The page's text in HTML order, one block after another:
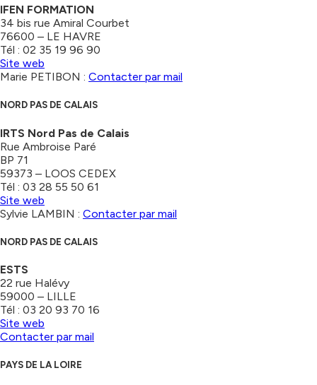
IFEN FORMATION
34 bis rue Amiral Courbet
76600 – LE HAVRE
Tél : 02 35 19 96 90
Site web
Marie PETIBON : Contacter par mail
NORD PAS DE CALAIS
IRTS Nord Pas de Calais
Rue Ambroise Paré
BP 71
59373 – LOOS CEDEX
Tél : 03 28 55 50 61
Site web
Sylvie LAMBIN : Contacter par mail
NORD PAS DE CALAIS
ESTS
22 rue Halévy
59000 – LILLE
Tél : 03 20 93 70 16
Site web
Contacter par mail
PAYS DE LA LOIRE